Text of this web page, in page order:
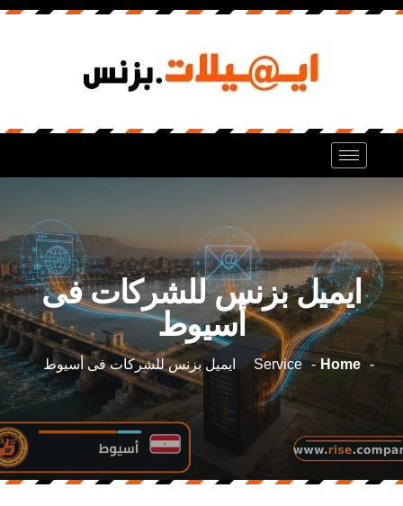
ايميل بزنس للشركات فى
أسيوط
Home
Service ايميل بزنس للشركات فى أسيوط